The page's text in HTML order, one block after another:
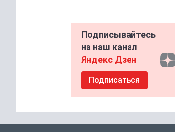
Подписывайтесь
на наш канал
Яндекс Дзен
Подписаться